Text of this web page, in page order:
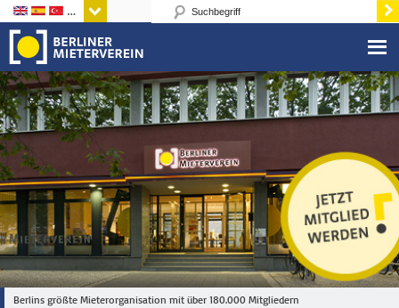
Sprachen
Berlins größte Mieterorganisation mit über 180.000 Mitgliedern